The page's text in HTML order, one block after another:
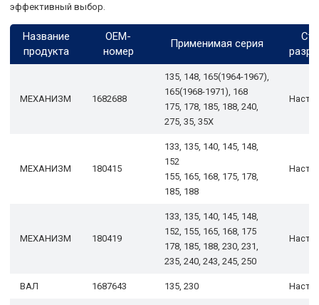
эффективный выбор.
Название
продукта
OEM-
номер
Применимая серия
МЕХАНИЗМ 1682688
135, 148, 165(1964-1967),
165(1968-1971), 168
175, 178, 185, 188, 240,
275, 35, 35X
МЕХАНИЗМ 180415
133, 135, 140, 145, 148,
152
155, 165, 168, 175, 178,
185, 188
МЕХАНИЗМ 180419
133, 135, 140, 145, 148,
152, 155, 165, 168, 175
178, 185, 188, 230, 231,
235, 240, 243, 245, 250
ВАЛ 1687643 135, 230